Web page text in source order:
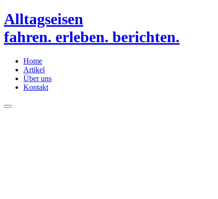
Alltagseisen
fahren. erleben. berichten.
Home
Artikel
Über uns
Kontakt